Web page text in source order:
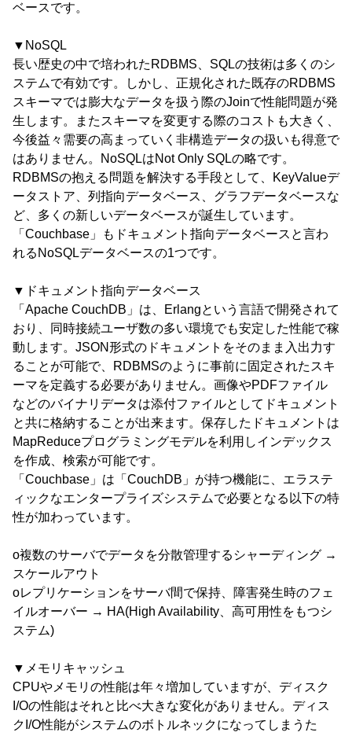
ベースです。
▼NoSQL
長い歴史の中で培われたRDBMS、SQLの技術は多くのシ
ステムで有効です。しかし、正規化された既存のRDBMS
スキーマでは膨大なデータを扱う際のJoinで性能問題が発
生します。またスキーマを変更する際のコストも大きく、
今後益々需要の高まっていく非構造データの扱いも得意で
はありません。NoSQLはNot Only SQLの略です。
RDBMSの抱える問題を解決する手段として、KeyValueデ
ータストア、列指向データベース、グラフデータベースな
ど、多くの新しいデータベースが誕生しています。
「Couchbase」もドキュメント指向データベースと言わ
れるNoSQLデータベースの1つです。
▼ドキュメント指向データベース
「Apache CouchDB」は、Erlangという言語で開発されて
おり、同時接続ユーザ数の多い環境でも安定した性能で稼
動します。JSON形式のドキュメントをそのまま入出力す
ることが可能で、RDBMSのように事前に固定されたスキ
ーマを定義する必要がありません。画像やPDFファイル
などのバイナリデータは添付ファイルとしてドキュメント
と共に格納することが出来ます。保存したドキュメントは
MapReduceプログラミングモデルを利用しインデックス
を作成、検索が可能です。
「Couchbase」は「CouchDB」が持つ機能に、エラステ
ィックなエンタープライズシステムで必要となる以下の特
性が加わっています。
o複数のサーバでデータを分散管理するシャーディング →
スケールアウト
oレプリケーションをサーバ間で保持、障害発生時のフェ
イルオーバー → HA(High Availability、高可用性をもつシ
ステム)
▼メモリキャッシュ
CPUやメモリの性能は年々増加していますが、ディスク
I/Oの性能はそれと比べ大きな変化がありません。ディス
クI/O性能がシステムのボトルネックになってしまうた